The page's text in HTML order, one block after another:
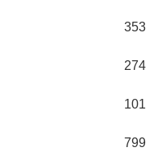
353
274
101
799